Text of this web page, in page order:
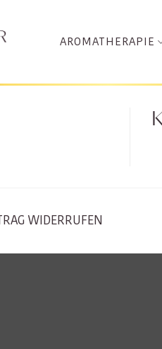
AROMATHERAPIE
WIDERRUFEN